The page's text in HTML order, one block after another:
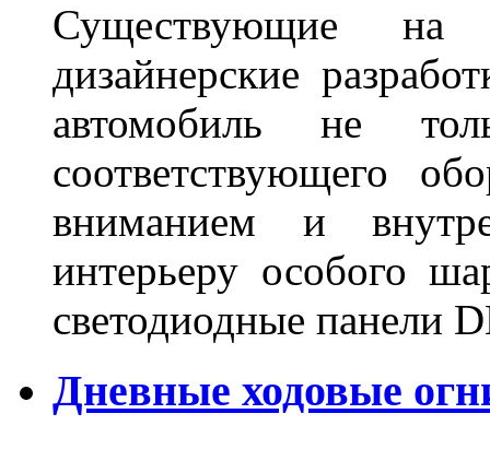
Существующие
дизайнерские
автомобиль не
соответствующего
вниманием и
интерьеру особого
светодиодные панели
Дневные ходовые